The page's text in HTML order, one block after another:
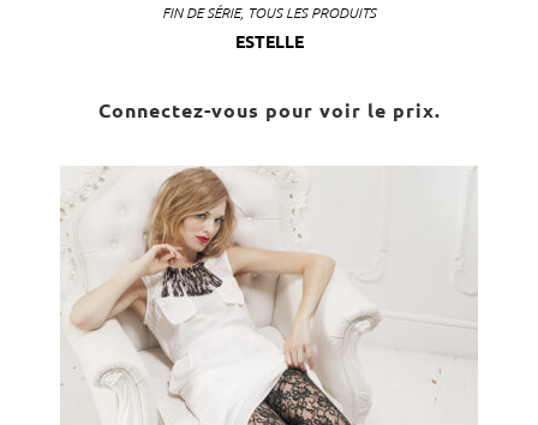
FIN DE SÉRIE, TOUS LES PRODUITS
ESTELLE
Connectez-vous pour voir le prix.